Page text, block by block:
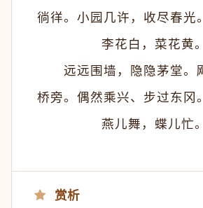
徜徉。小园几许，收尽春光
李花白，菜花黄
远远围墙，隐隐茅堂。
桥旁。偶然乘兴、步过东冈
燕儿舞，蝶儿忙
赏析